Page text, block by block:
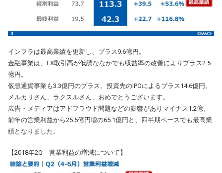
インフラは最高業績を更新し、プラス9.6億円。
金融事業は、FX取引高が低調ななかでも収益率の改善によりプラス2.5
億円。
仮想通貨事業も3.3億円のプラス。投資先のIPOによるプラス14.6億円。
メルカリさん、ラクスルさん、おめでとうございます。
広告・メディアはアドフラウド問題などの影響がありマイナス1.2億。
前年の営業利益から25.5億円増の65.1億円と、四半期ベースでも最高業
績となりました。
【2018年2Q 営業利益の増減について】